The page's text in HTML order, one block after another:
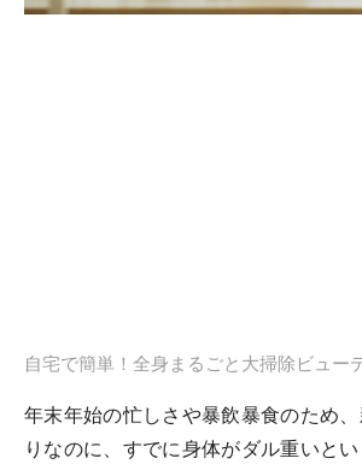
自宅で簡単！全身まるごと大掃除ビュー
年末年始の忙しさや暴飲暴食のため
りなのに、すでに身体がダル重いと